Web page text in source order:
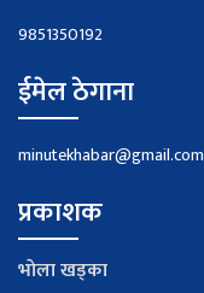
9851350192
ईमेल ठेगाना
minutekhabar@gmail.com
प्रकाशक
भाेला खड्का